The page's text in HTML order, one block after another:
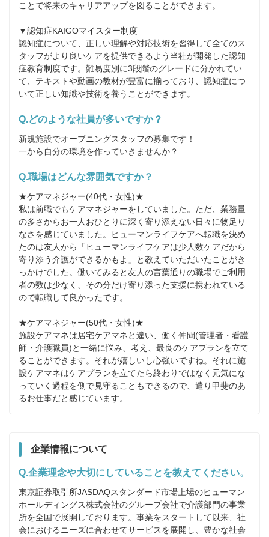
ことで将来のキャリアアップを図ることができます。
▼認知症KAIGOマイスター制度
認知症について、正しい理解や対応技術を習得して全てのス
タッフがより良いケアを提供できるよう当社が開発した認知
症教育制度です。難易度別に3段階のグレードに分かれてい
て、テキストや動画の教材が豊富に揃っており、認知症につ
いて正しい知識や技術を養うことができます。
Q.どのような社員が多いですか？
新規施設でオープニングスタッフの募集です！
一から自分の環境を作っていきませんか？
Q.職場はどんな雰囲気ですか？
★ケアマネジャー(40代・女性)★
私は前職でもケアマネジャーをしていました。ただ、業務量
の多さからお一人おひとりに深く寄り添えない日々に物足り
なさを感じていました。ヒューマンライフケアへ転職を決め
たのは友人から「ヒューマンライフケアは少人数ケアだから
寄り添う介護ができるかもよ」と教えていただいたことがき
っかけでした。働いてみると友人の言葉通りの職場でご利用
者の数は少なく、その分だけ寄り添った支援に携われている
ので転職して良かったです。
★ケアマネジャー(50代・女性)★
施設ケアマネは居宅ケアマネと違い、働く仲間(管理者・看護
師・介護職員)と一緒に悩み、考え、最良のケアプランを立て
ることができます。それが嬉しいし心強いですね。それに施
設ケアマネはケアプランを立てたら終わりではなく元気にな
っていく過程を側で見守ることもできるので、遣り甲斐のあ
るお仕事だと感じています。
企業情報について
Q.企業理念や大切にしていることを教えてください。
東京証券取引所JASDAQスタンダード市場上場のヒューマン
ホールディングス株式会社のグループ会社で介護部門の事業
所を全国で展開しております。事業をスタートして以来、社
会におけるニーズに合わせてサービスを展開し、豊かな社会